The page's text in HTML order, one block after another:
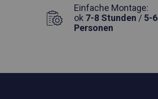
Einfache Montage:
ok 7-8 Stunden / 5-6
Personen